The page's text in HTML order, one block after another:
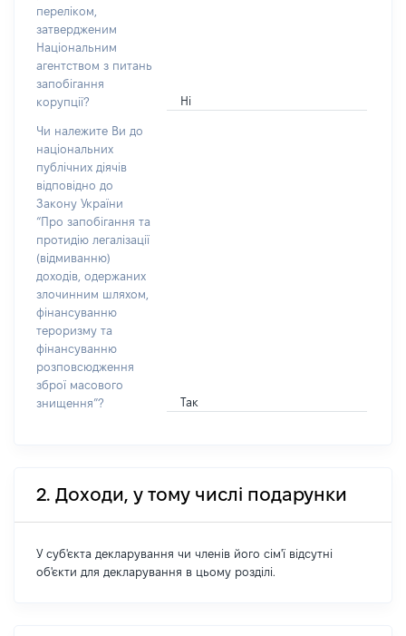
переліком,
затвердженим
Національним
агентством з питань
запобігання
корупції?
Ні
Чи належите Ви до
національних
публічних діячів
відповідно до
Закону України
“Про запобігання та
протидію легалізації
(відмиванню)
доходів, одержаних
злочинним шляхом,
фінансуванню
тероризму та
фінансуванню
розповсюдження
зброї масового
знищення”?
Так
2. Доходи, у тому числі подарунки
У суб'єкта декларування чи членів його сім'ї відсутні
об'єкти для декларування в цьому розділі.